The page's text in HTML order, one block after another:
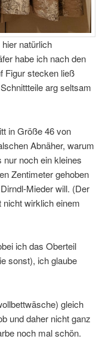
natürlich
habe ich nach den
Figur stecken ließ
arg seltsam
in Größe 46 von
Abnäher, warum
noch ein kleines
Zentimeter gehoben
Mieder will. (Der
nicht wirklich einem
ich das Oberteil
sonst), ich glaube
gleich
und daher nicht ganz
noch mal schön.